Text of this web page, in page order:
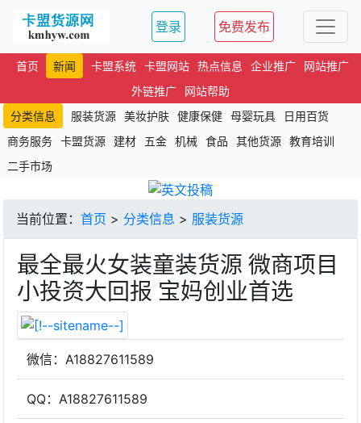
登录 免费发布
首页 新闻 卡盟系统 卡盟网站 热点信息 企业推广
网站推广
外链推广
网站帮助
分类信息
服装货源 美妆护肤 健康保健 母婴玩具
日用百货
商务服务 卡盟货源 建材 五金 机械 食品 其他货源 教育培训
二手市场
当前位置： 首页 > 分类信息 > 服装货源
最全最火女装童装货源 微商项目
小投资大回报 宝妈创业首选
微信：A18827611589
QQ：A18827611589